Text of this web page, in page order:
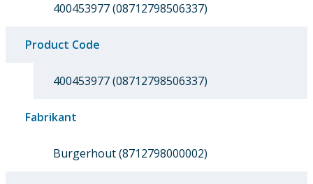
400453977 (08712798506337)
Product Code
400453977 (08712798506337)
Fabrikant
Burgerhout (8712798000002)